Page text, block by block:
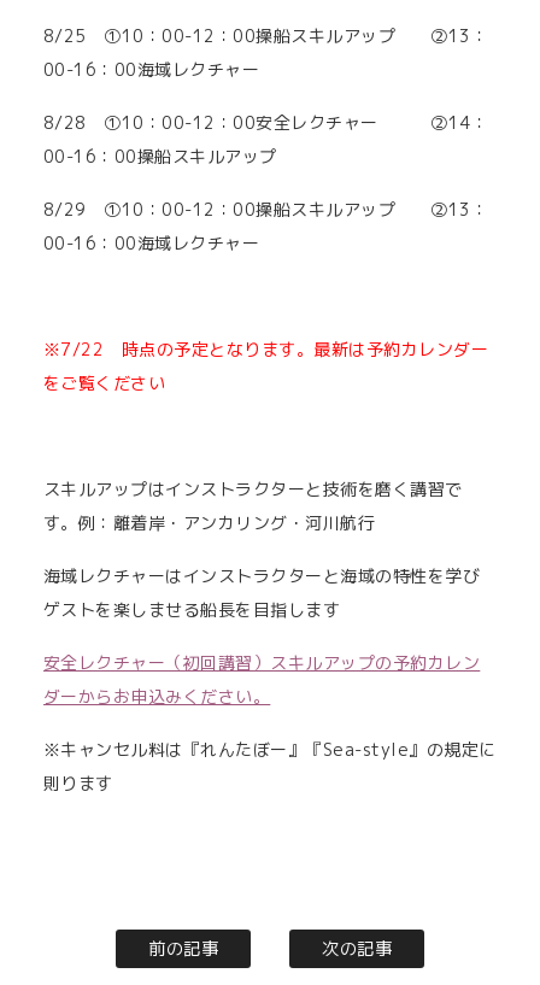
8/25 ①10：00-12：00操船スキルアップ ②13：
00-16：00海域レクチャー
8/28 ①10：00-12：00安全レクチャー ②14：
00-16：00操船スキルアップ
8/29 ①10：00-12：00操船スキルアップ ②13：
00-16：00海域レクチャー
※7/22 時点の予定となります。最新は予約カレンダー
をご覧ください
スキルアップはインストラクターと技術を磨く講習で
す。例：離着岸・アンカリング・河川航行
海域レクチャーはインストラクターと海域の特性を学び
ゲストを楽しませる船長を目指します
安全レクチャー（初回講習）スキルアップの予約カレン
ダーからお申込みください。
※キャンセル料は『れんたぼー』『Sea-style』の規定に
則ります
前の記事 次の記事